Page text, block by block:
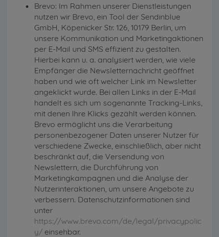
Brevo: Im Rahmen unserer Dienstleistungen
nutzen wir Brevo, ein Tool der Sendinblue
GmbH, Köpenicker Str. 126, 10179 Berlin, um
unsere Kommunikation und Marketingaktionen
per E-Mail und SMS effizient zu gestalten.
Hierbei kann u. a. analysiert werden, wie viele
Empfänger die Newsletternachricht geöffnet
haben und wie oft welcher Link im Newsletter
angeklickt wurde. Bei allen Links in der E-Mail
handelt es sich um sogenannte Tracking-Links,
mit denen Ihre Klicks gezählt werden können.
Brevo ermöglicht uns die Verarbeitung
personenbezogener Daten unserer Nutzer für
verschiedene Zwecke, einschließlich, aber nicht
beschränkt auf, die Versendung von
Newslettern, die Durchführung von
Marketingkampagnen und die Analyse der
Nutzerinteraktionen, um unsere Angebote zu
verbessern. Datenschutzinformationen sind
unter
https://www.brevo.com/de/legal/privacypolic
y/ einsehbar.